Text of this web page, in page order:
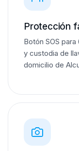
Protección
Botón SOS
y custodia de
domicilio de